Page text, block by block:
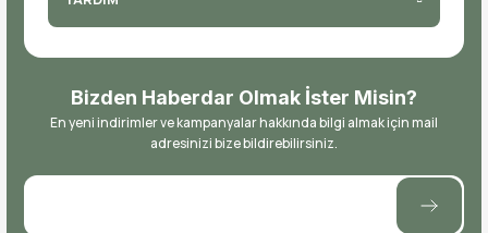
Bizden Haberdar Olmak İster Misin?
En yeni indirimler ve kampanyalar hakkında bilgi almak için mail
adresinizi bize bildirebilirsiniz.